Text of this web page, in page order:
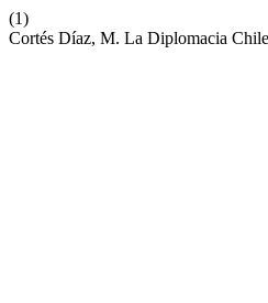
(1)
Cortés Díaz, M. La Diplomacia